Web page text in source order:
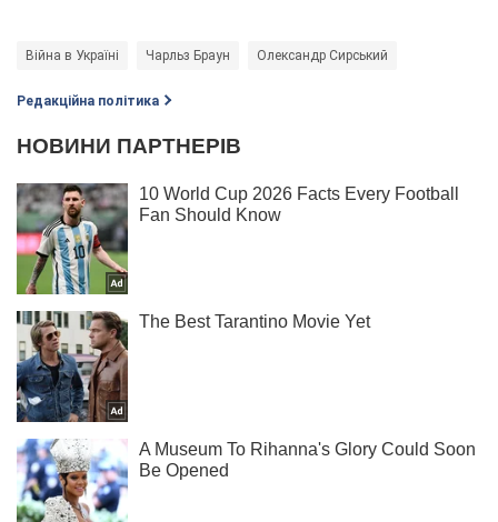
Війна в Україні Чарльз Браун Олександр Сирський
Редакційна політика